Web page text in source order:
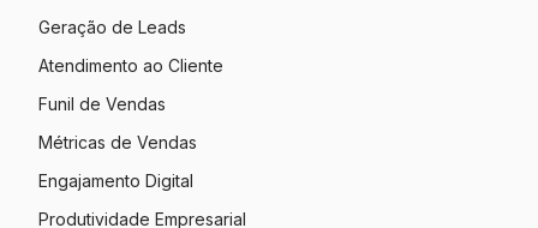
Geração de Leads
Atendimento ao Cliente
Funil de Vendas
Métricas de Vendas
Engajamento Digital
Produtividade Empresarial